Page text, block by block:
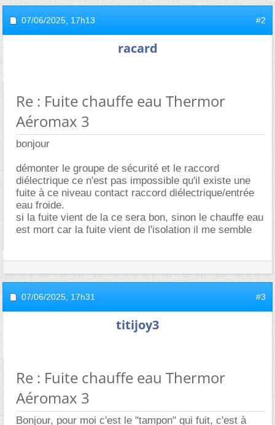
07/06/2025, 17h13 #2
racard
Re : Fuite chauffe eau Thermor
Aéromax 3
bonjour
démonter le groupe de sécurité et le raccord
diélectrique ce n'est pas impossible qu'il existe une
fuite à ce niveau contact raccord diélectrique/entrée
eau froide.
si la fuite vient de la ce sera bon, sinon le chauffe eau
est mort car la fuite vient de l'isolation il me semble
07/06/2025, 17h31 #3
titijoy3
Re : Fuite chauffe eau Thermor
Aéromax 3
Bonjour, pour moi c'est le "tampon" qui fuit, c'est à